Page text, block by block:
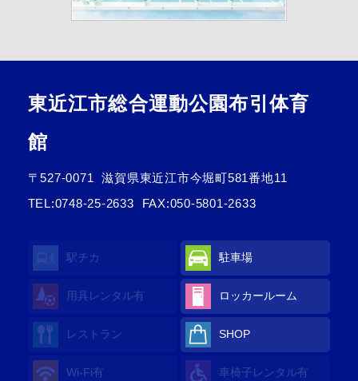
東近江市総合運動公園布引体育
館
〒527-0071
滋賀県東近江市今堀町581番地11
TEL:0748-25-2633 FAX:050-5801-2633
駅チカ 駐車場
用具レンタル有 ロッカールーム
レストラン SHOP
Wi-Fi有 車椅子レンタル有